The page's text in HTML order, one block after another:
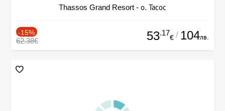
Thassos Grand Resort - о. Тасос
-15%
62.38€ 53.17
€ / 104лв.